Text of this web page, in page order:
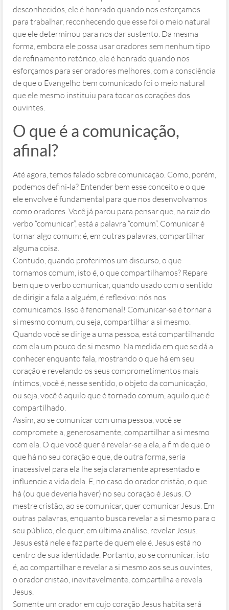
desconhecidos, ele é honrado quando nos esforçamos
para trabalhar, reconhecendo que esse foi o meio natural
que ele determinou para nos dar sustento. Da mesma
forma, embora ele possa usar oradores sem nenhum tipo
de refinamento retórico, ele é honrado quando nos
esforçamos para ser oradores melhores, com a consciência
de que o Evangelho bem comunicado foi o meio natural
que ele mesmo instituiu para tocar os corações dos
ouvintes.
O que é a comunicação,
afinal?
Até agora, temos falado sobre comunicação. Como, porém,
podemos defini-la? Entender bem esse conceito e o que
ele envolve é fundamental para que nos desenvolvamos
como oradores. Você já parou para pensar que, na raiz do
verbo “comunicar”, está a palavra “comum”. Comunicar é
tornar algo comum; é, em outras palavras, compartilhar
alguma coisa.
Contudo, quando proferimos um discurso, o que
tornamos comum, isto é, o que compartilhamos? Repare
bem que o verbo comunicar, quando usado com o sentido
de dirigir a fala a alguém, é reflexivo: nós nos
comunicamos. Isso é fenomenal! Comunicar-se é tornar a
si mesmo comum, ou seja, compartilhar a si mesmo.
Quando você se dirige a uma pessoa, está compartilhando
com ela um pouco de si mesmo. Na medida em que se dá a
conhecer enquanto fala, mostrando o que há em seu
coração e revelando os seus comprometimentos mais
íntimos, você é, nesse sentido, o objeto da comunicação,
ou seja, você é aquilo que é tornado comum, aquilo que é
compartilhado.
Assim, ao se comunicar com uma pessoa, você se
compromete a, generosamente, compartilhar a si mesmo
com ela. O que você quer é revelar-se a ela, a fim de que o
que há no seu coração e que, de outra forma, seria
inacessível para ela lhe seja claramente apresentado e
influencie a vida dela. E, no caso do orador cristão, o que
há (ou que deveria haver) no seu coração é Jesus. O
mestre cristão, ao se comunicar, quer comunicar Jesus. Em
outras palavras, enquanto busca revelar a si mesmo para o
seu público, ele quer, em última análise, revelar Jesus.
Jesus está nele e faz parte de quem ele é. Jesus está no
centro de sua identidade. Portanto, ao se comunicar, isto
é, ao compartilhar e revelar a si mesmo aos seus ouvintes,
o orador cristão, inevitavelmente, compartilha e revela
Jesus.
Somente um orador em cujo coração Jesus habita será